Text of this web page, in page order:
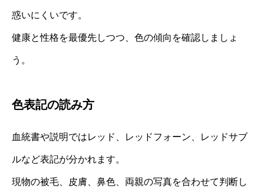
惑いにくいです。
健康と性格を最優先しつつ、色の傾向を確認しましょ
う。
色表記の読み方
血統書や説明ではレッド、レッドフォーン、レッドサブ
ルなど表記が分かれます。
現物の被毛、皮膚、鼻色、両親の写真を合わせて判断し